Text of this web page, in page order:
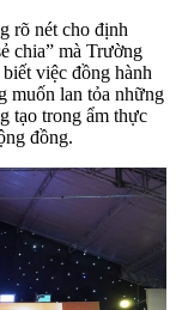
rõ nét cho định
chia” mà Trường
việc đồng hành
muốn lan tỏa những
tạo trong ẩm thực
đồng.